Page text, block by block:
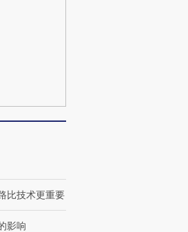
比技术更重要
影响